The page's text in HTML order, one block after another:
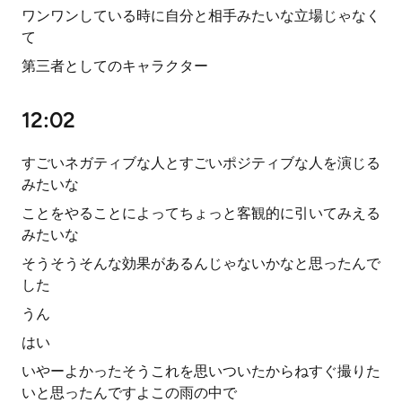
ワンワンしている時に自分と相手みたいな立場じゃなく
て
第三者としてのキャラクター
12:02
すごいネガティブな人とすごいポジティブな人を演じる
みたいな
ことをやることによってちょっと客観的に引いてみえる
みたいな
そうそうそんな効果があるんじゃないかなと思ったんで
した
うん
はい
いやーよかったそうこれを思いついたからねすぐ撮りた
いと思ったんですよこの雨の中で